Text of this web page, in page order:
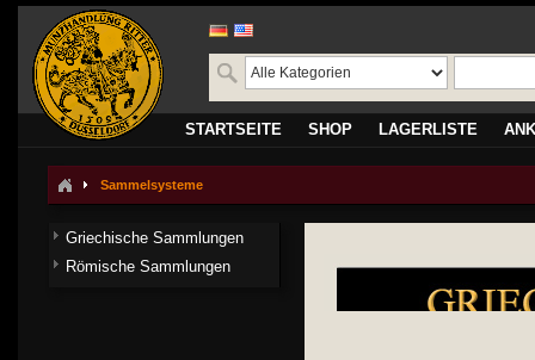
STARTSEITE SHOP LAGERLISTE
Sammelsysteme
Griechische Sammlungen
Römische Sammlungen